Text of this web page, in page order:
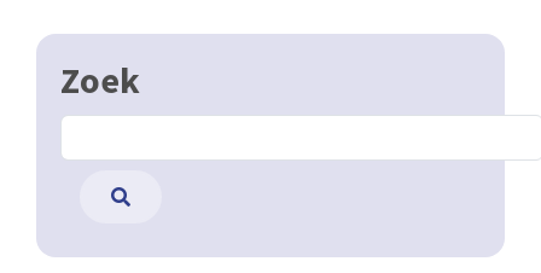
Zoek